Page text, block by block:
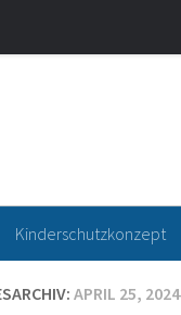
Kinderschutzkonzept
APRIL 25, 2024